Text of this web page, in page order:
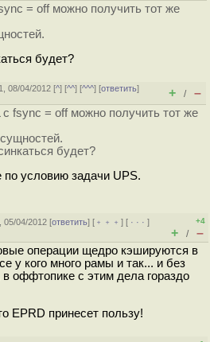
= off можно получить тот же
будет?
08/04/2012 [^] [^^] [^^^] [ответить]
+ / –
fsync = off можно получить тот же
будет?
условию задачи UPS.
05/04/2012 [ответить] [ ﹢﹢﹢] [ · · ·]
+4
+ / –
операции щедро кэшируются в
у кого много рамы и так... и без
оффтопике с этим дела гораздо
EPRD принесет пользу!